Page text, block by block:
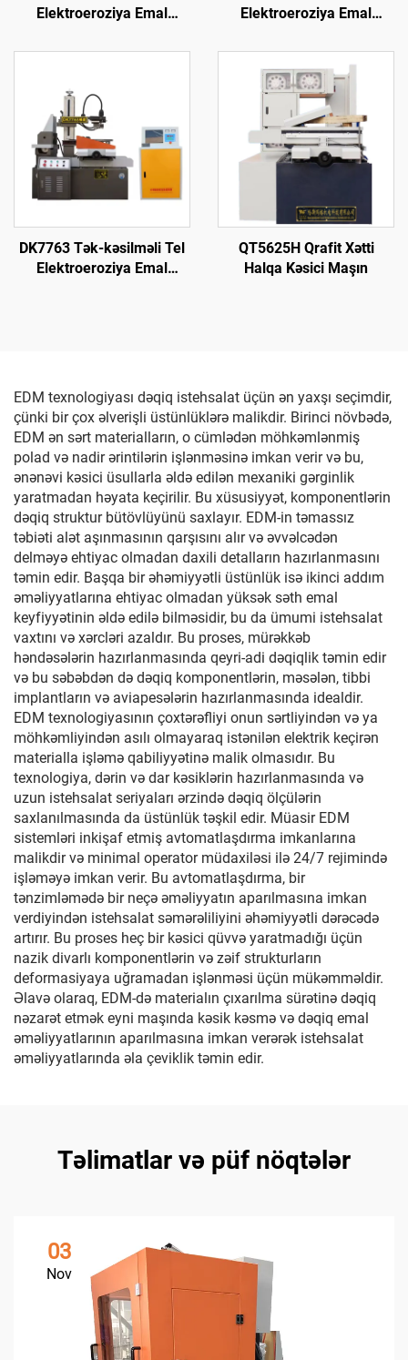
Elektroeroziya Emal
Elektroeroziya Emal
DK7763 Tək-kəsilməli Tel
Elektroeroziya Emal
QT5625H Qrafit Xətti
Halqa Kəsici Maşın
EDM texnologiyası dəqiq istehsalat üçün ən yaxşı seçimdir,
çünki bir çox əlverişli üstünlüklərə malikdir. Birinci növbədə,
EDM ən sərt materialların, o cümlədən möhkəmlənmiş
polad və nadir ərintilərin işlənməsinə imkan verir və bu,
ənənəvi kəsici üsullarla əldə edilən mexaniki gərginlik
yaratmadan həyata keçirilir. Bu xüsusiyyət, komponentlərin
dəqiq struktur bütövlüyünü saxlayır. EDM-in təmassız
təbiəti alət aşınmasının qarşısını alır və əvvəlcədən
delməyə ehtiyac olmadan daxili detalların hazırlanmasını
təmin edir. Başqa bir əhəmiyyətli üstünlük isə ikinci addım
əməliyyatlarına ehtiyac olmadan yüksək səth emal
keyfiyyətinin əldə edilə bilməsidir, bu da ümumi istehsalat
vaxtını və xərcləri azaldır. Bu proses, mürəkkəb
həndəsələrin hazırlanmasında qeyri-adi dəqiqlik təmin edir
və bu səbəbdən də dəqiq komponentlərin, məsələn, tibbi
implantların və aviapesələrin hazırlanmasında idealdir.
EDM texnologiyasının çoxtərəfliyi onun sərtliyindən və ya
möhkəmliyindən asılı olmayaraq istənilən elektrik keçirən
materialla işləmə qabiliyyətinə malik olmasıdır. Bu
texnologiya, dərin və dar kəsiklərin hazırlanmasında və
uzun istehsalat seriyaları ərzində dəqiq ölçülərin
saxlanılmasında da üstünlük təşkil edir. Müasir EDM
sistemləri inkişaf etmiş avtomatlaşdırma imkanlarına
malikdir və minimal operator müdaxiləsi ilə 24/7 rejimində
işləməyə imkan verir. Bu avtomatlaşdırma, bir
tənzimləmədə bir neçə əməliyyatın aparılmasına imkan
verdiyindən istehsalat səmərəliliyini əhəmiyyətli dərəcədə
artırır. Bu proses heç bir kəsici qüvvə yaratmadığı üçün
nazik divarlı komponentlərin və zəif strukturların
deformasiyaya uğramadan işlənməsi üçün mükəmməldir.
Əlavə olaraq, EDM-də materialın çıxarılma sürətinə dəqiq
nəzarət etmək eyni maşında kəsik kəsmə və dəqiq emal
əməliyyatlarının aparılmasına imkan verərək istehsalat
əməliyyatlarında əla çeviklik təmin edir.
Təlimatlar və püf nöqtələr
03
Nov